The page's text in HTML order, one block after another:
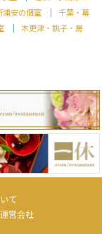
浦安の個室
千葉・幕
木更津・銚子・房
て
運営会社